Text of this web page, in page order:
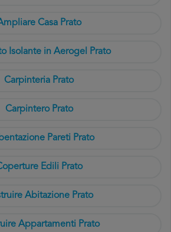
Casa Prato
Isolante in Aerogel Prato
Carpinteria Prato
Carpintero Prato
Pareti Prato
Edili Prato
Abitazione Prato
Appartamenti Prato